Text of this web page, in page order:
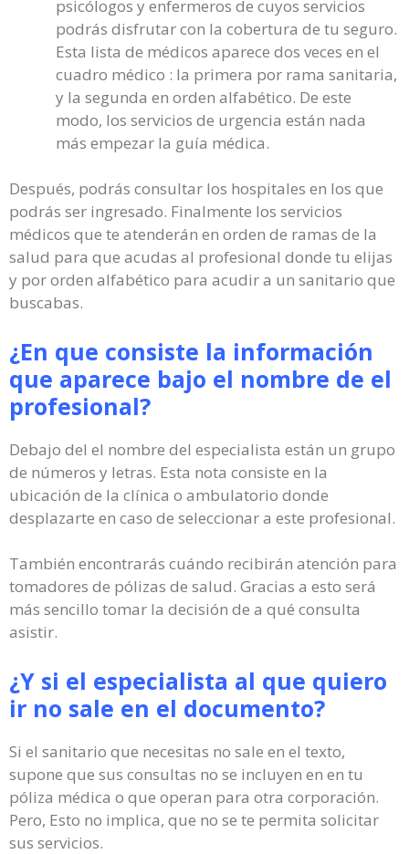
psicólogos y enfermeros de cuyos servicios
podrás disfrutar con la cobertura de tu seguro.
Esta lista de médicos aparece dos veces en el
cuadro médico : la primera por rama sanitaria,
y la segunda en orden alfabético. De este
modo, los servicios de urgencia están nada
más empezar la guía médica.
Después, podrás consultar los hospitales en los que
podrás ser ingresado. Finalmente los servicios
médicos que te atenderán en orden de ramas de la
salud para que acudas al profesional donde tu elijas
y por orden alfabético para acudir a un sanitario que
buscabas.
¿En que consiste la información
que aparece bajo el nombre de el
profesional?
Debajo del el nombre del especialista están un grupo
de números y letras. Esta nota consiste en la
ubicación de la clínica o ambulatorio donde
desplazarte en caso de seleccionar a este profesional.
También encontrarás cuándo recibirán atención para
tomadores de pólizas de salud. Gracias a esto será
más sencillo tomar la decisión de a qué consulta
asistir.
¿Y si el especialista al que quiero
ir no sale en el documento?
Si el sanitario que necesitas no sale en el texto,
supone que sus consultas no se incluyen en en tu
póliza médica o que operan para otra corporación.
Pero, Esto no implica, que no se te permita solicitar
sus servicios.